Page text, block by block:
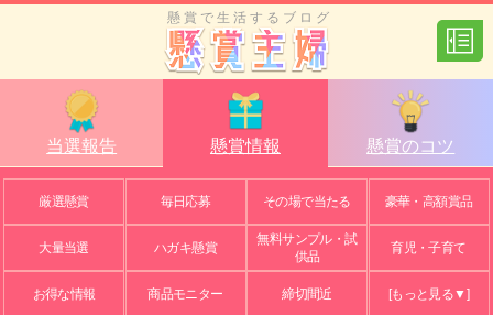
懸賞で生活するブログ
当選報告 懸賞情報 懸賞のコツ
厳選懸賞 毎日応募 その場で当たる 豪華・高額賞品
大量当選 ハガキ懸賞
無料サンプル・試
供品
育児・子育て
お得な情報 商品モニター 締切間近 [もっと見る▼]